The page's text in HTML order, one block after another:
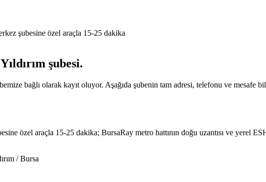
şubesine özel araçla 15-25 dakika
Yıldırım şubesi.
bağlı olarak kayıt oluyor. Aşağıda şubenin tam adresi, telefonu ve mesafe
özel araçla 15-25 dakika; BursaRay metro hattının doğu uzantısı ve yerel
/ Bursa